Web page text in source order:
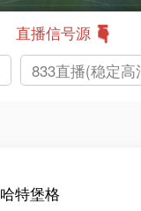
直播信号源
833直播(稳定高
哈特堡格